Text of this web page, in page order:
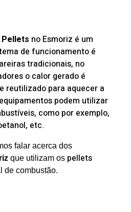
no Esmoriz é um
de funcionamento é
tradicionais, no
o calor gerado é
reutilizado para aquecer a
podem utilizar
como por exemplo,
etc.
falar acerca dos
que utilizam os pellets
de combustão.